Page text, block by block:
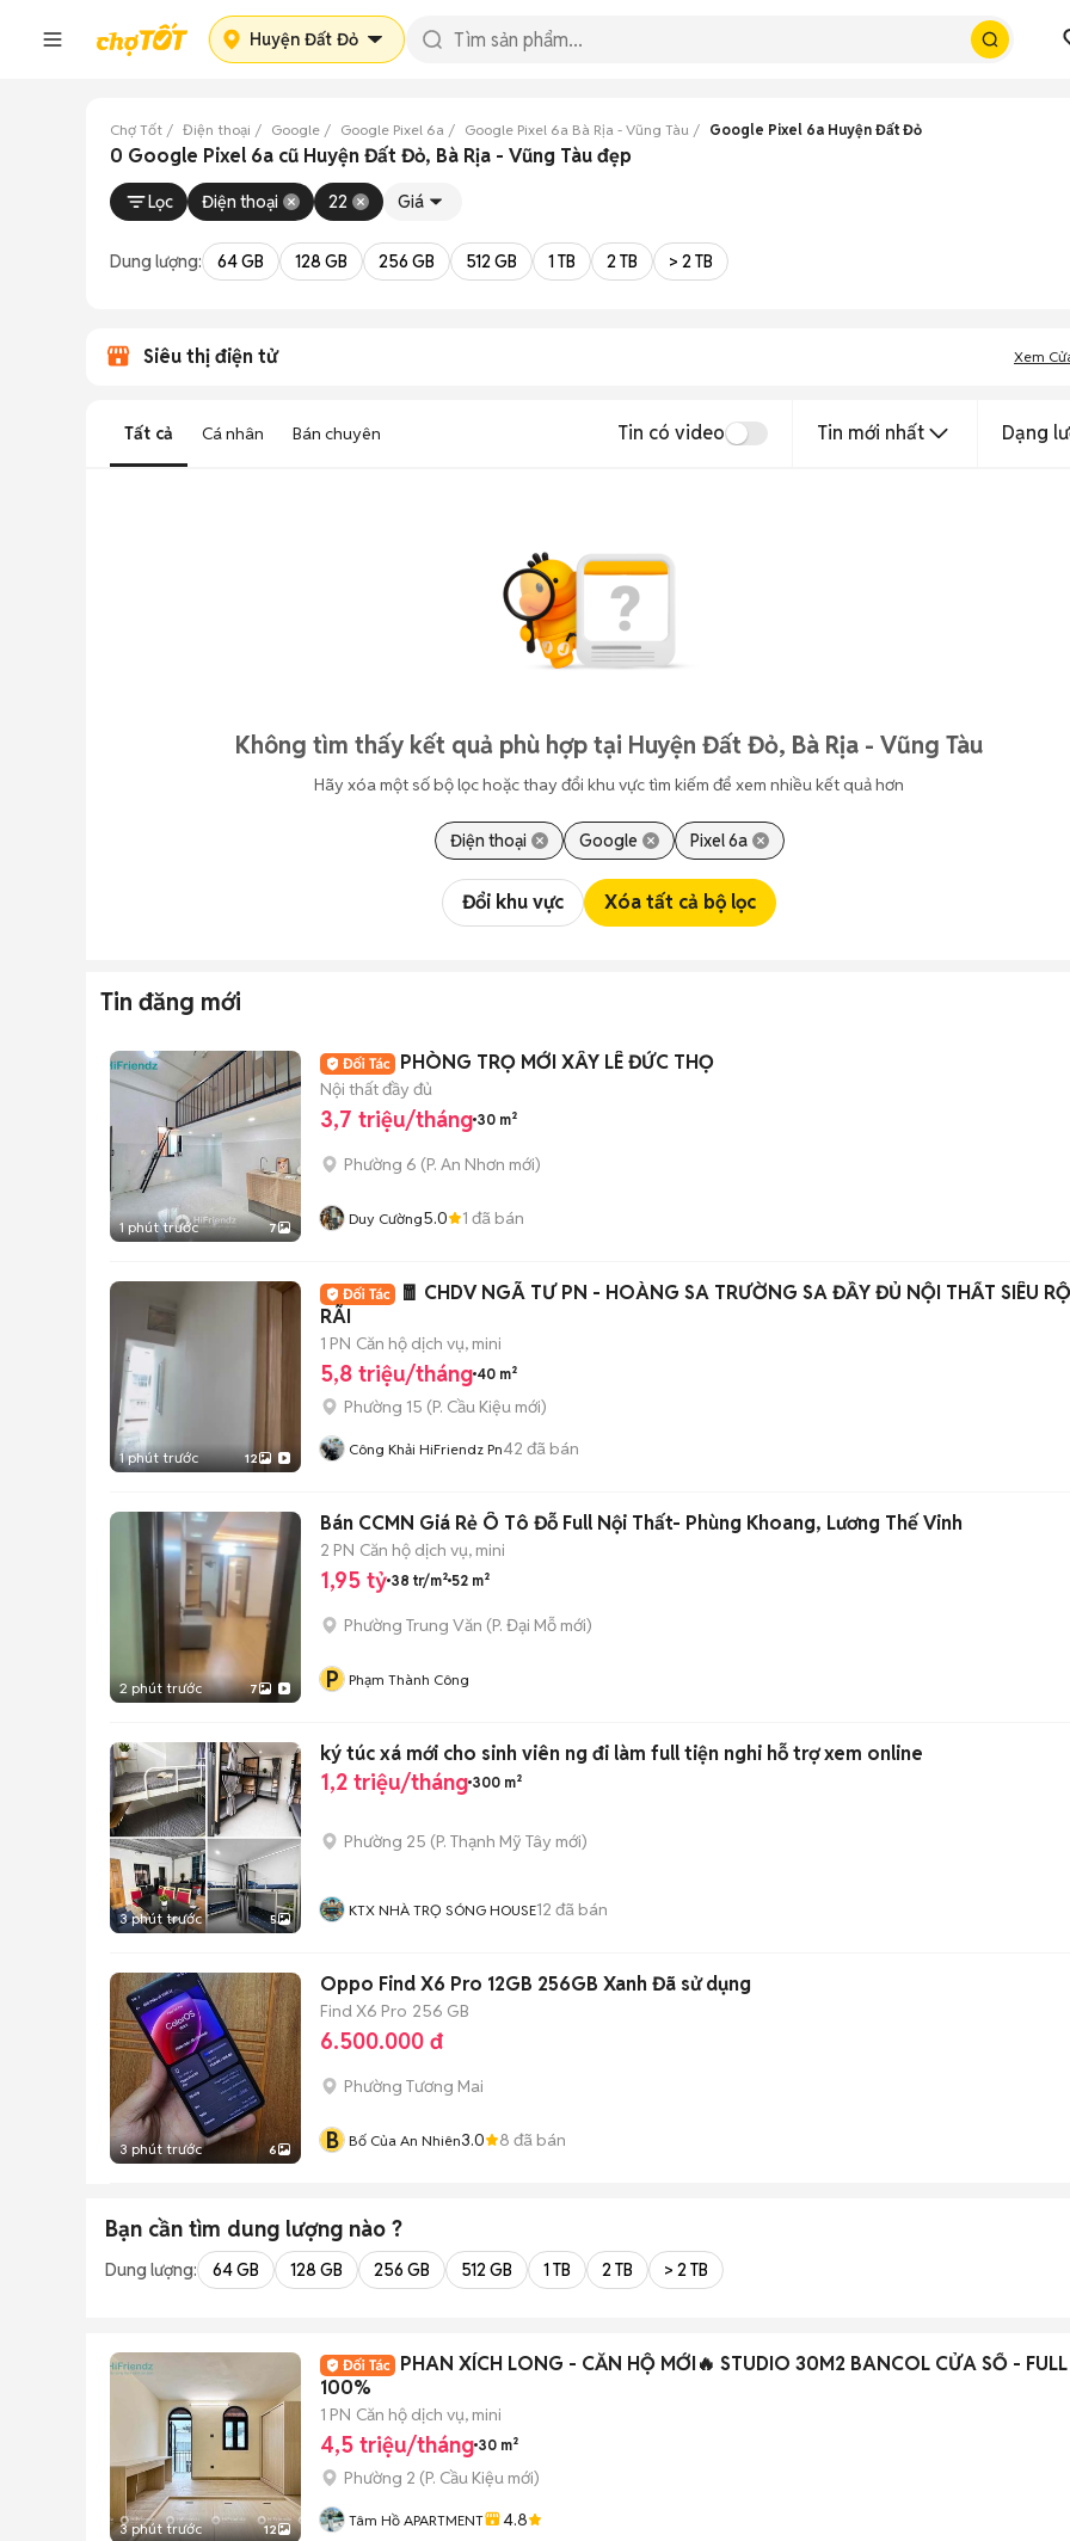
Huyện Đất Đỏ
Chợ Tốt Điện thoại Google Google Pixel 6a Google Pixel 6a Bà Rịa - Vũng Tàu Google Pixel 6a Huyện Đất Đỏ
0 Google Pixel 6a cũ Huyện Đất Đỏ, Bà Rịa - Vũng Tàu đẹp
Lọc Điện thoại 22 Giá
Dung lượng: 64 GB 128 GB 256 GB 512 GB 1 TB 2 TB > 2 TB
Siêu thị điện tử Xem
Tất cả Cá nhân Bán chuyên Tin có video Tin mới nhất Dạng
Không tìm thấy kết quả phù hợp tại Huyện Đất Đỏ, Bà Rịa - Vũng Tàu
Hãy xóa một số bộ lọc hoặc thay đổi khu vực tìm kiếm để xem nhiều kết quả hơn
Điện thoại Google Pixel 6a
Đổi khu vực Xóa tất cả bộ lọc
Tin đăng mới
1 phút trước 7
PHÒNG TRỌ MỚI XÂY LÊ ĐỨC THỌ
Nội thất đầy đủ
3,7 triệu/tháng 30 m²
Phường 6 (P. An Nhơn mới)
Duy Cường5.0 1 đã bán
1 phút trước 12
🧧 CHDV NGÃ TƯ PN - HOÀNG SA TRƯỜNG SA ĐẦY ĐỦ NỘI THẤT SIÊU
RÃI
1 PN Căn hộ dịch vụ, mini
5,8 triệu/tháng 40 m²
Phường 15 (P. Cầu Kiệu mới)
Công Khải HiFriendz Pn42 đã bán
2 phút trước 7
Bán CCMN Giá Rẻ Ô Tô Đỗ Full Nội Thất- Phùng Khoang, Lương Thế Vinh
2 PN Căn hộ dịch vụ, mini
1,95 tỷ 38 tr/m² 52 m²
Phường Trung Văn (P. Đại Mỗ mới)
P Phạm Thành Công
3 phút trước 5
ký túc xá mới cho sinh viên ng đi làm full tiện nghi hỗ trợ xem online
1,2 triệu/tháng 300 m²
Phường 25 (P. Thạnh Mỹ Tây mới)
KTX NHÀ TRỌ SÓNG HOUSE12 đã bán
3 phút trước 6
Oppo Find X6 Pro 12GB 256GB Xanh Đã sử dụng
Find X6 Pro 256 GB
6.500.000 đ
Phường Tương Mai
B Bố Của An Nhiên3.0 8 đã bán
Bạn cần tìm dung lượng nào ?
Dung lượng: 64 GB 128 GB 256 GB 512 GB 1 TB 2 TB > 2 TB
3 phút trước 12
PHAN XÍCH LONG - CĂN HỘ MỚI🔥 STUDIO 30M2 BANCOL CỬA SỔ -
100%
1 PN Căn hộ dịch vụ, mini
4,5 triệu/tháng 30 m²
Phường 2 (P. Cầu Kiệu mới)
Tâm Hồ APARTMENT 4.8